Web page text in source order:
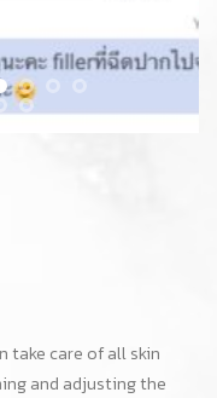
take care of all skin
and adjusting the